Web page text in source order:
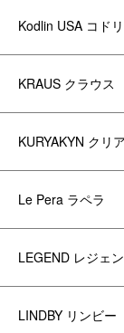
Kodlin USA コド
KRAUS クラウス
KURYAKYN クリ
Le Pera ラペラ
LEGEND レジェ
LINDBY リンビー